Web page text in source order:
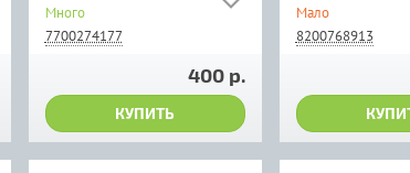
Много
7700274177
400 р.
КУПИТЬ
Мало
8200768913